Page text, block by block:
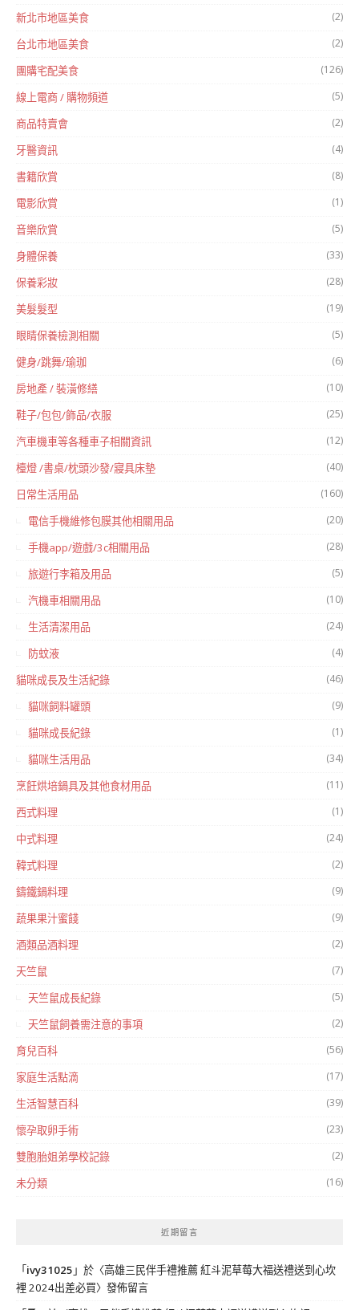
新北市地區美食 (2)
台北市地區美食 (2)
團購宅配美食 (126)
線上電商 / 購物頻道 (5)
商品特賣會 (2)
牙醫資訊 (4)
書籍欣賞 (8)
電影欣賞 (1)
音樂欣賞 (5)
身體保養 (33)
保養彩妝 (28)
美髮髮型 (19)
眼睛保養檢測相關 (5)
健身/跳舞/瑜珈 (6)
房地產 / 裝潢修繕 (10)
鞋子/包包/飾品/衣服 (25)
汽車機車等各種車子相關資訊 (12)
檯燈 /書桌/枕頭沙發/寢具床墊 (40)
日常生活用品 (160)
電信手機維修包膜其他相關用品 (20)
手機app/遊戲/3c相關用品 (28)
旅遊行李箱及用品 (5)
汽機車相關用品 (10)
生活清潔用品 (24)
防蚊液 (4)
貓咪成長及生活紀錄 (46)
貓咪飼料罐頭 (9)
貓咪成長紀錄 (1)
貓咪生活用品 (34)
烹飪烘培鍋具及其他食材用品 (11)
西式料理 (1)
中式料理 (24)
韓式料理 (2)
鑄鐵鍋料理 (9)
蔬果果汁蜜餞 (9)
酒類品酒料理 (2)
天竺鼠 (7)
天竺鼠成長紀錄 (5)
天竺鼠飼養需注意的事項 (2)
育兒百科 (56)
家庭生活點滴 (17)
生活智慧百科 (39)
懷孕取卵手術 (23)
雙胞胎姐弟學校記錄 (2)
未分類 (16)
近期留言
「 ivy31025 」於〈高雄三民伴手禮推薦 紅斗泥草莓大福送禮送到心坎
裡 2024出差必買〉發佈留言